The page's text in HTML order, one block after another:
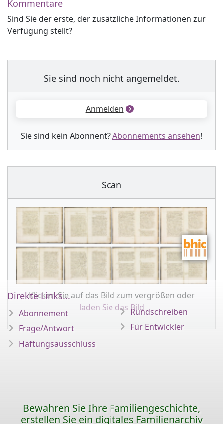
Kommentare
Sind Sie der erste, der zusätzliche Informationen zur
Verfügung stellt?
Sie sind noch nicht angemeldet.
Anmelden
Sie sind kein Abonnent?Abonnements ansehen!
Scan
Klicken Sie auf das Bild zum vergrößen oder
laden Sie das Bild
Direkte Links...
Abonnement
Frage/Antwort
Haftungsausschluss
Rundschreiben
Für Entwickler
Bewahren Sie Ihre Familiengeschichte,
erstellen Sie ein digitales Familienarchiv